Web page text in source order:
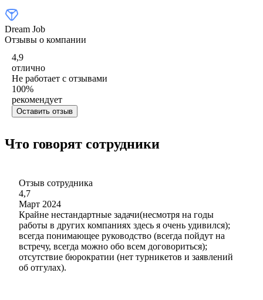
Dream Job
Отзывы о компании
4,9
отлично
Не работает с отзывами
100%
рекомендует
Оставить отзыв
Что говорят сотрудники
Отзыв сотрудника
4,7
Март 2024
Крайне нестандартные задачи(несмотря на годы
работы в других компаниях здесь я очень удивился);
всегда понимающее руководство (всегда пойдут на
встречу, всегда можно обо всем договориться);
отсутствие бюрократии (нет турникетов и заявлений
об отгулах).